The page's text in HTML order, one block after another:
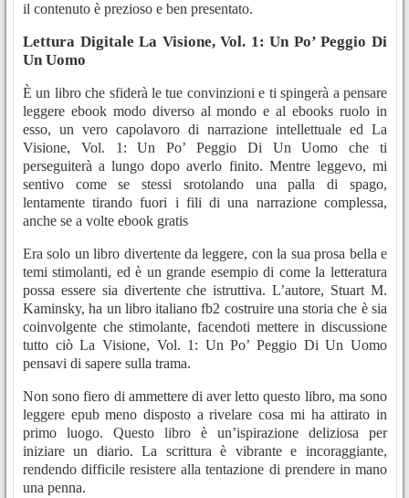
il contenuto è prezioso e ben presentato.
Lettura Digitale La Visione, Vol. 1: Un Po’ Peggio Di
Un Uomo
È un libro che sfiderà le tue convinzioni e ti spingerà a pensare
leggere ebook modo diverso al mondo e al ebooks ruolo in
esso, un vero capolavoro di narrazione intellettuale ed La
Visione, Vol. 1: Un Po’ Peggio Di Un Uomo che ti
perseguiterà a lungo dopo averlo finito. Mentre leggevo, mi
sentivo come se stessi srotolando una palla di spago,
lentamente tirando fuori i fili di una narrazione complessa,
anche se a volte ebook gratis
Era solo un libro divertente da leggere, con la sua prosa bella e
temi stimolanti, ed è un grande esempio di come la letteratura
possa essere sia divertente che istruttiva. L’autore, Stuart M.
Kaminsky, ha un libro italiano fb2 costruire una storia che è sia
coinvolgente che stimolante, facendoti mettere in discussione
tutto ciò La Visione, Vol. 1: Un Po’ Peggio Di Un Uomo
pensavi di sapere sulla trama.
Non sono fiero di ammettere di aver letto questo libro, ma sono
leggere epub meno disposto a rivelare cosa mi ha attirato in
primo luogo. Questo libro è un’ispirazione deliziosa per
iniziare un diario. La scrittura è vibrante e incoraggiante,
rendendo difficile resistere alla tentazione di prendere in mano
una penna.